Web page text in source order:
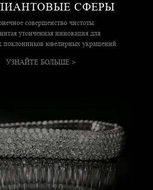
СФЕРЫ
совершенство чистоты.
утонченная инновация для
ювелирных украшений.
УЗНАЙТЕ БОЛЬШЕ >